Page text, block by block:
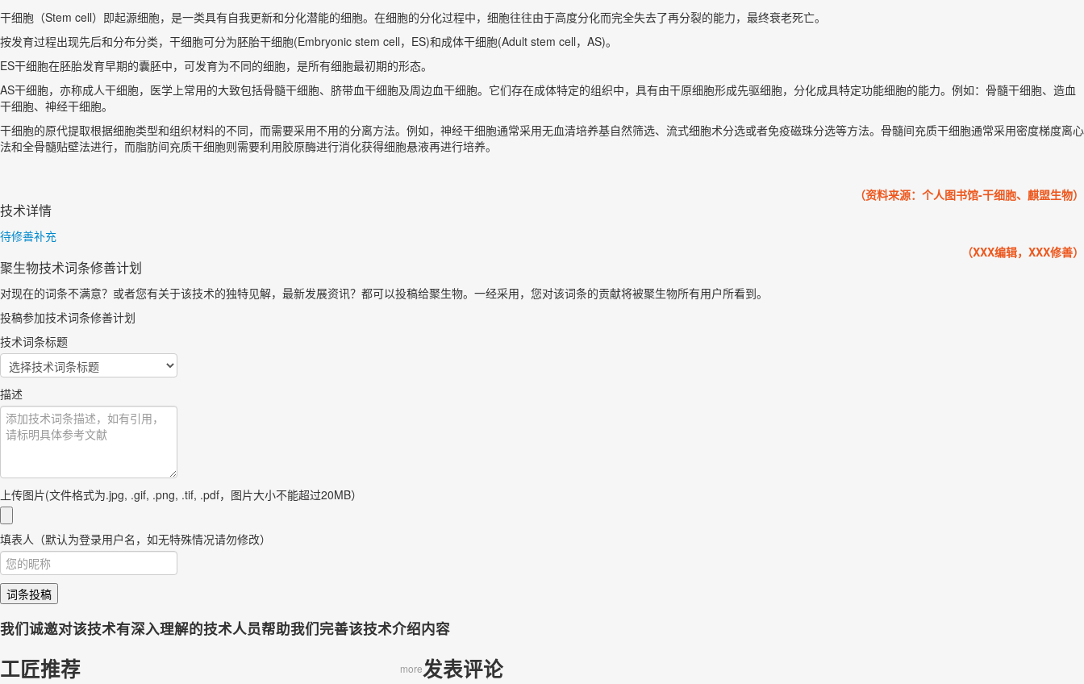
干细胞（Stem cell）即起源细胞，是一类具有自我更新和分化潜能的细胞。在细胞的分化过程中，细胞往往由于高度分化而完全失去了再分裂的能力，最终衰老死亡。
按发育过程出现先后和分布分类，干细胞可分为胚胎干细胞(Embryonic stem cell，ES)和成体干细胞(Adult stem cell，AS)。
ES干细胞在胚胎发育早期的囊胚中，可发育为不同的细胞，是所有细胞最初期的形态。
AS干细胞，亦称成人干细胞，医学上常用的大致包括骨髓干细胞、脐带血干细胞及周边血干细胞。它们存在成体特定的组织中，具有由干原细胞形成先驱细胞，分化成具特定功能细胞的能力。例如：骨髓干细胞、造血
干细胞、神经干细胞。
干细胞的原代提取根据细胞类型和组织材料的不同，而需要采用不用的分离方法。例如，神经干细胞通常采用无血清培养基自然筛选、流式细胞术分选或者免疫磁珠分选等方法。骨髓间充质干细胞通常采用密度梯度离心
法和全骨髓贴壁法进行，而脂肪间充质干细胞则需要利用胶原酶进行消化获得细胞悬液再进行培养。
（资料来源：个人图书馆-干细胞、麒盟生物）
技术详情
待修善补充
（XXX编辑，XXX修善）
聚生物技术词条修善计划
对现在的词条不满意？或者您有关于该技术的独特见解，最新发展资讯？都可以投稿给聚生物。一经采用，您对该词条的贡献将被聚生物所有用户所看到。
投稿参加技术词条修善计划
技术词条标题
描述
上传图片(文件格式为.jpg, .gif, .png, .tif, .pdf，图片大小不能超过20MB）
填表人（默认为登录用户名，如无特殊情况请勿修改）
词条投稿
我们诚邀对该技术有深入理解的技术人员帮助我们完善该技术介绍内容
工匠推荐 more发表评论